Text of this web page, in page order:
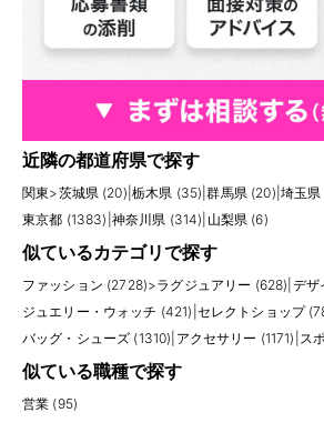
近隣の都道府県で探す
関東>茨城県 (20) 栃木県 (35) |群馬県 (20) 埼玉県
東京都 (1383) 神奈川県 (314) 山梨県 (6)
似ているカテゴリで探す
ファッション (2728)>ラグジュアリー (628) デザ
ジュエリー・ウォッチ (421) セレクトショップ
バッグ・シューズ (1310) アクセサリー (1171) ス
似ている職種で探す
営業 (95)